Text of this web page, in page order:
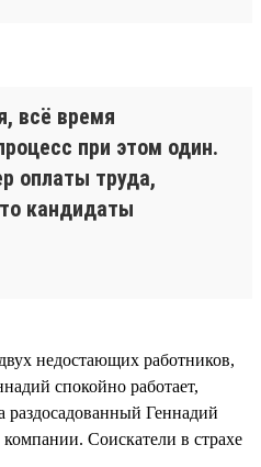
всё время
при этом один.
оплаты труда,
кандидаты
недостающих работников,
спокойно работает,
раздосадованный Геннадий
Соискатели в страхе